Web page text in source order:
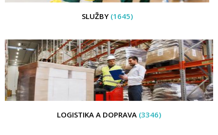
SLUŽBY (1645)
LOGISTIKA A DOPRAVA (3346)